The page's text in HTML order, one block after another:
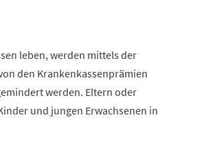
leben, werden mittels der
den Krankenkassenprämien
werden. Eltern oder
und jungen Erwachsenen in